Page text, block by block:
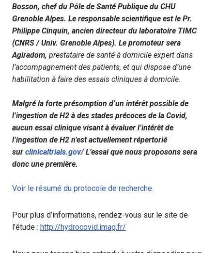
Bosson, chef du Pôle de Santé Publique du CHU
Grenoble Alpes. Le responsable scientifique est le Pr.
Philippe Cinquin, ancien directeur du laboratoire TIMC
(CNRS / Univ. Grenoble Alpes). Le promoteur sera
Agiradom, prestataire de santé à domicile expert dans
l’accompagnement des patients, et qui dispose d’une
habilitation à faire des essais cliniques à domicile.
Malgré la forte présomption d’un intérêt possible de
l’ingestion de H2 à des stades précoces de la Covid,
aucun essai clinique visant à évaluer l’intérêt de
l’ingestion de H2 n’est actuellement répertorié
sur clinicaltrials.gov/L’essai que nous proposons sera
donc une première.
Voir le résumé du protocole de recherche.
Pour plus d’informations, rendez-vous sur le site de
l’étude : http://hydrocovid.imag.fr/